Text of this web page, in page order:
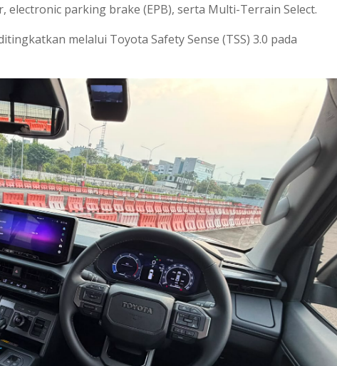
electronic parking brake (EPB), serta Multi-Terrain Select.
melalui Toyota Safety Sense (TSS) 3.0 pada